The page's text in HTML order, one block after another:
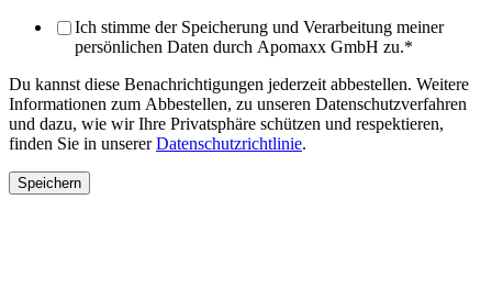
Ich stimme der Speicherung und Verarbeitung meiner
persönlichen Daten durch Apomaxx GmbH zu.*
Du kannst diese Benachrichtigungen jederzeit abbestellen. Weitere
Informationen zum Abbestellen, zu unseren Datenschutzverfahren
und dazu, wie wir Ihre Privatsphäre schützen und respektieren,
finden Sie in unsererDatenschutzrichtlinie.